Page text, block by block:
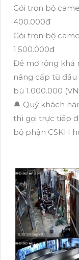
Gói trọn bộ
400.000đ
Gói trọn bộ
1.500.000đ
Để mở rộng khả
nâng cấp từ
bù 1.000.000
🔔 Quý khách
thì gọi trực tiếp
bộ phận CSKH